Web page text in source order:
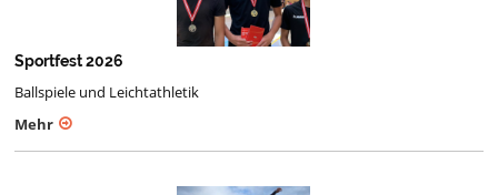
Sportfest 2026
Ballspiele und Leichtathletik
Mehr